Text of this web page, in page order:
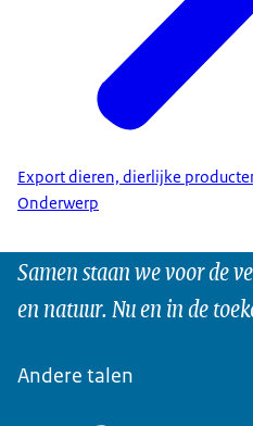
Export dieren, dierlijke
Onderwerp
Samen staan we voor de
en natuur. Nu en in de
Andere talen